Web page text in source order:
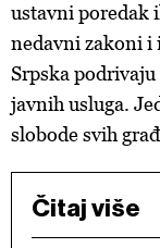
ustavni poredak
nedavni zakoni i
Srpska
javnih usluga.
slobode svih
Čitaj više